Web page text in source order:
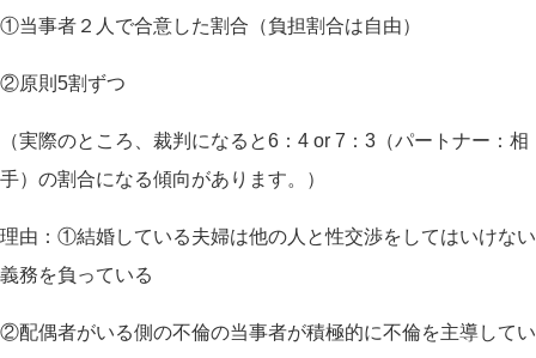
①当事者２人で合意した割合（負担割合は自由）
②原則 5割ずつ
（実際のところ、裁判になると6 ： 4 or 7 ： 3 （パートナー：相
手）の割合になる傾向があります。）
理由：①結婚している夫婦は他の人と性交渉をしてはいけない
義務を負っている
②配偶者がいる側の不倫の当事者が積極的に不倫を主導してい